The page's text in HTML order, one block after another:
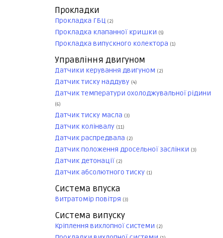
Прокладки
Прокладка ГБЦ (2)
Прокладка клапанної кришки (5)
Прокладка випускного колектора (1)
Управління двигуном
Датчики керування двигуном (2)
Датчик тиску наддуву (4)
Датчик температури охолоджувальної рідини
(6)
Датчик тиску масла (3)
Датчик колінвалу (11)
Датчик распредвала (2)
Датчик положення дросельної заслінки (3)
Датчик детонації (2)
Датчик абсолютного тиску (1)
Система впуска
Витратомір повітря (3)
Система випуску
Кріплення вихлопної системи (2)